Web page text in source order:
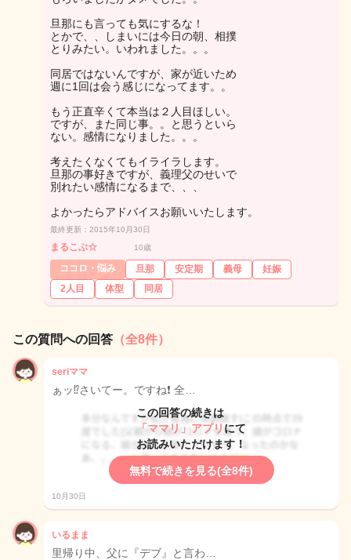
旦那にも言っても気にするな！
とかで、、しまいには今日の朝、相撲
とりみたい。いわれました。。。
同居ではないんですが、家が近いため
週に1回は会う感じになってます。。
もう正直辛くて本当は２人目ほしい。
ですが、また同じ事。。と思うといら
ない。感情になりました。。。
考えたくなくてもイライラします。
旦那の事好きですが、義理父のせいで
別れたい感情になるまで、、、
よかったらアドバイスお願いいたします。
最終更新：2015年10月30日
まるこぶ☆ 10歳
ココロ・悩み 旦那 安定期 義母
妊娠
2人目
体型 同居
この質問への回答 （全8件）
seriママ
ぁッ⁉️さいてー。ですね❗️ 全…
この回答の続きは
「ママリ」アプリ にて
お読みいただけます！
無料で続きを見る(全8件)
10月30日
いるまま
里帰り中、父に『デブ』と言わ…